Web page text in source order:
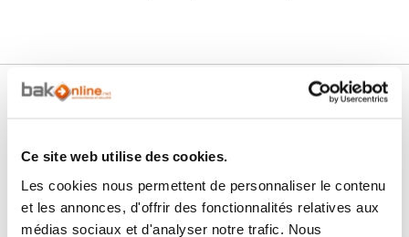
Ce site web utilise des cookies.
Les cookies nous permettent de personnaliser le contenu
et les annonces, d'offrir des fonctionnalités relatives aux
médias sociaux et d'analyser notre trafic. Nous
Nos services
100% sécurisé
Livraison
24/72H
SAV & Retours